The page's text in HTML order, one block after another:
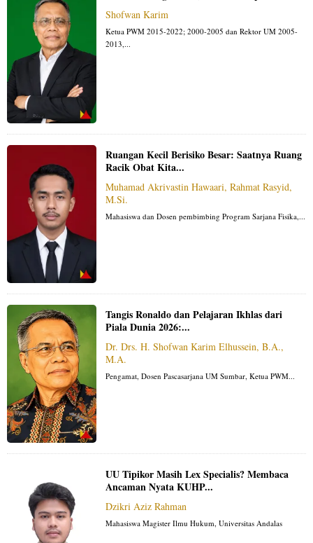
Shofwan Karim
Ketua PWM 2015-2022; 2000-2005 dan Rektor UM 2005-
2013,...
Ruangan Kecil Berisiko Besar: Saatnya Ruang
Racik Obat Kita...
Muhamad Akrivastin Hawaari, Rahmat Rasyid,
M.Si.
Mahasiswa dan Dosen pembimbing Program Sarjana Fisika,...
Tangis Ronaldo dan Pelajaran Ikhlas dari
Piala Dunia 2026:...
Dr. Drs. H. Shofwan Karim Elhussein, B.A.,
M.A.
Pengamat, Dosen Pascasarjana UM Sumbar, Ketua PWM...
UU Tipikor Masih Lex Specialis? Membaca
Ancaman Nyata KUHP...
Dzikri Aziz Rahman
Mahasiswa Magister Ilmu Hukum, Universitas Andalas